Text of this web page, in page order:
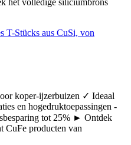
het volledige siliciumbrons
koper-ijzerbuizen ✓ Ideaal
en hogedruktoepassingen -
tot 25% ► Ontdek
CuFe producten van